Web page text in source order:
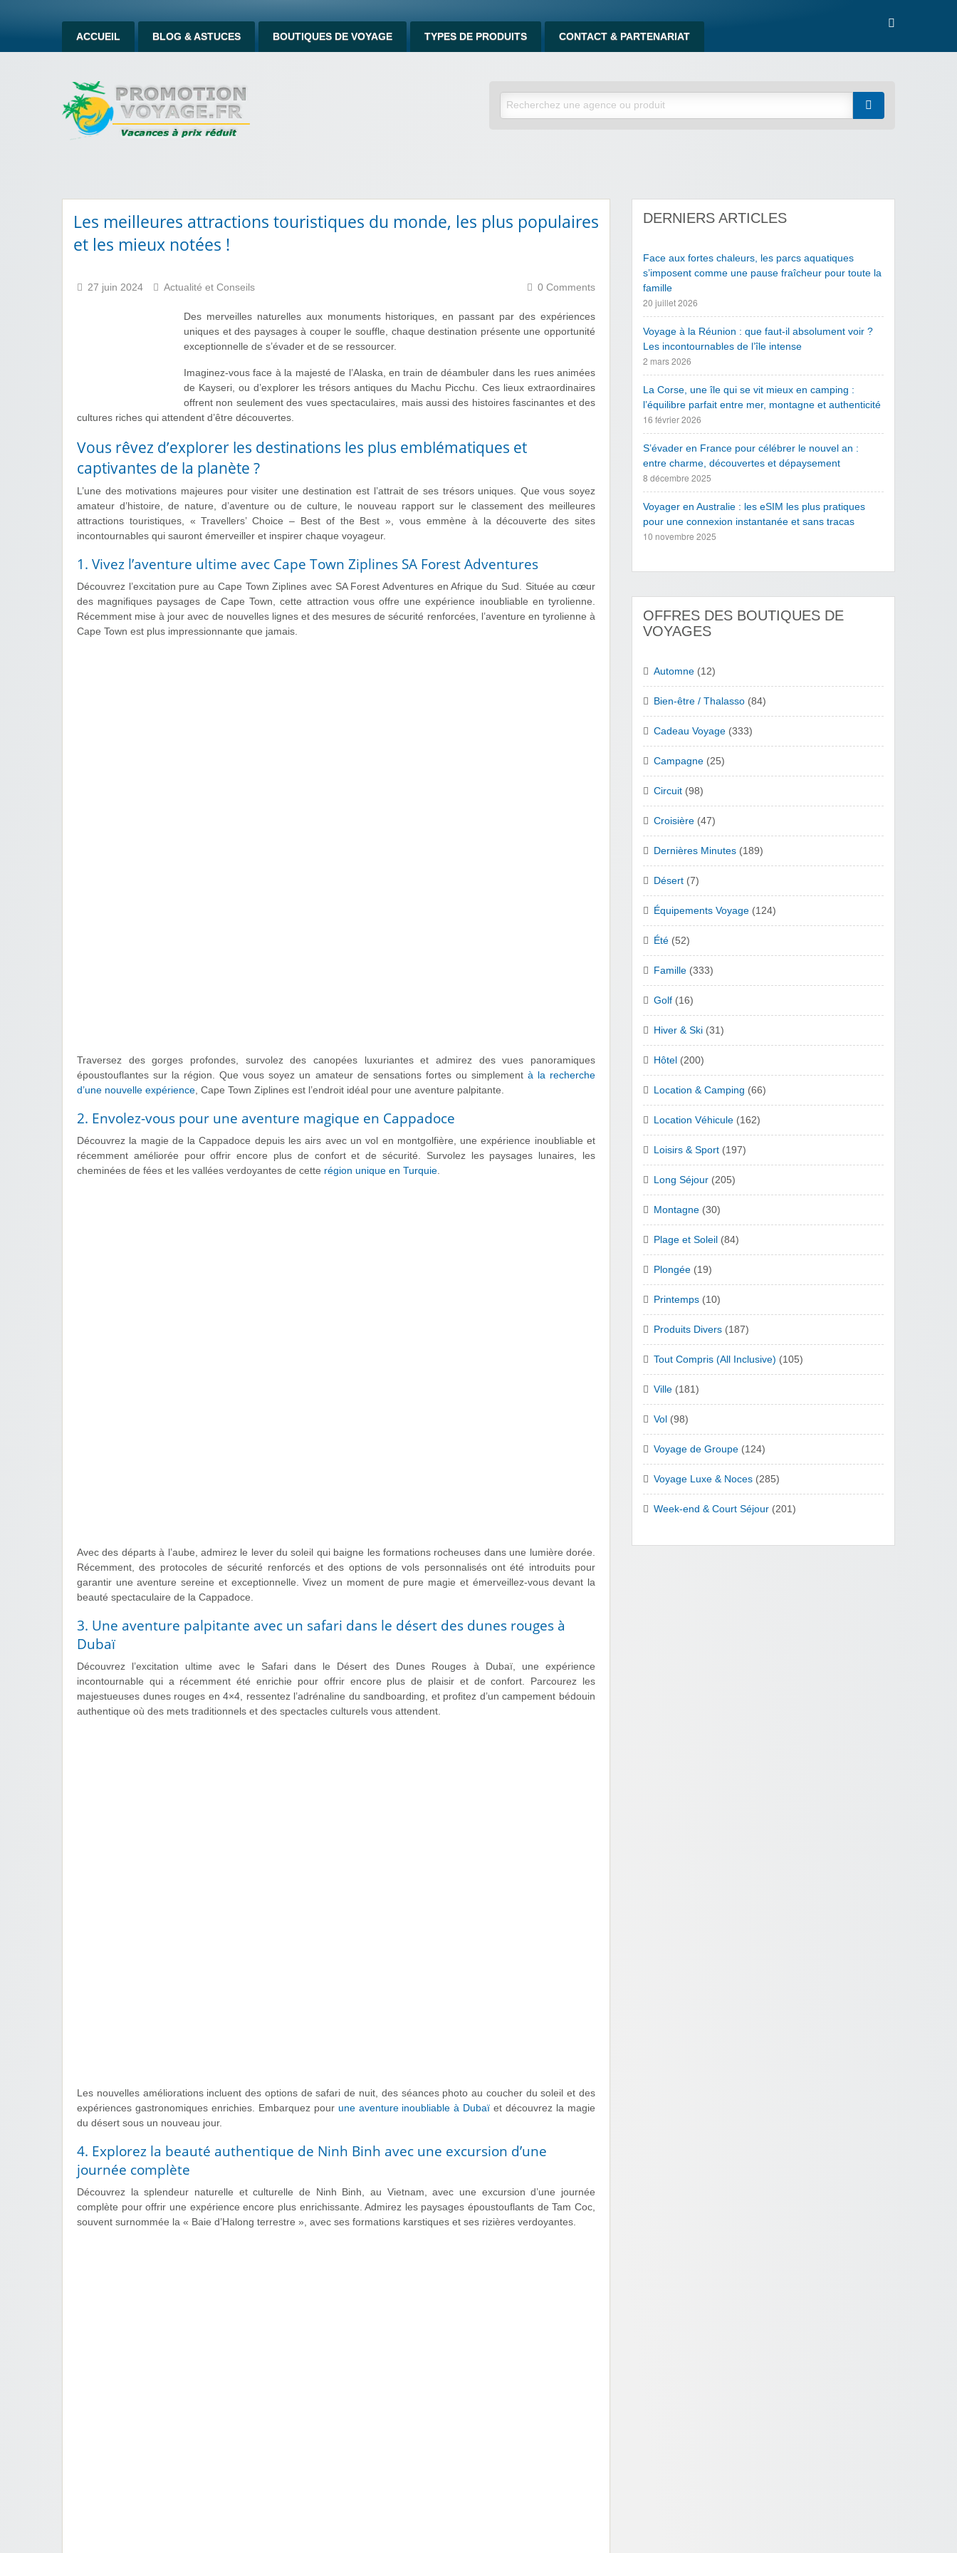
ACCUEIL BLOG & ASTUCES BOUTIQUES DE VOYAGE TYPES DE PRODUITS CONTACT & PARTENARIAT
Les meilleures attractions touristiques du monde, les plus populaires
et les mieux notées !
27 juin 2024 Actualité et Conseils 0 Comments
Des merveilles naturelles aux monuments historiques, en passant par des expériences
uniques et des paysages à couper le souffle, chaque destination présente une opportunité
exceptionnelle de s’évader et de se ressourcer.
Imaginez-vous face à la majesté de l’Alaska, en train de déambuler dans les rues animées
de Kayseri, ou d’explorer les trésors antiques du Machu Picchu. Ces lieux extraordinaires
offrent non seulement des vues spectaculaires, mais aussi des histoires fascinantes et des
cultures riches qui attendent d’être découvertes.
Vous rêvez d’explorer les destinations les plus emblématiques et
captivantes de la planète ?
L’une des motivations majeures pour visiter une destination est l’attrait de ses trésors uniques. Que vous soyez
amateur d’histoire, de nature, d’aventure ou de culture, le nouveau rapport sur le classement des meilleures
attractions touristiques, « Travellers’ Choice – Best of the Best », vous emmène à la découverte des sites
incontournables qui sauront émerveiller et inspirer chaque voyageur.
1. Vivez l’aventure ultime avec Cape Town Ziplines SA Forest Adventures
Découvrez l’excitation pure au Cape Town Ziplines avec SA Forest Adventures en Afrique du Sud. Située au cœur
des magnifiques paysages de Cape Town, cette attraction vous offre une expérience inoubliable en tyrolienne.
Récemment mise à jour avec de nouvelles lignes et des mesures de sécurité renforcées, l’aventure en tyrolienne à
Cape Town est plus impressionnante que jamais.
Traversez des gorges profondes, survolez des canopées luxuriantes et admirez des vues panoramiques
époustouflantes sur la région. Que vous soyez un amateur de sensations fortes ou simplement à la recherche
d’une nouvelle expérience, Cape Town Ziplines est l’endroit idéal pour une aventure palpitante.
2. Envolez-vous pour une aventure magique en Cappadoce
Découvrez la magie de la Cappadoce depuis les airs avec un vol en montgolfière, une expérience inoubliable et
récemment améliorée pour offrir encore plus de confort et de sécurité. Survolez les paysages lunaires, les
cheminées de fées et les vallées verdoyantes de cette région unique en Turquie.
Avec des départs à l’aube, admirez le lever du soleil qui baigne les formations rocheuses dans une lumière dorée.
Récemment, des protocoles de sécurité renforcés et des options de vols personnalisés ont été introduits pour
garantir une aventure sereine et exceptionnelle. Vivez un moment de pure magie et émerveillez-vous devant la
beauté spectaculaire de la Cappadoce.
3. Une aventure palpitante avec un safari dans le désert des dunes rouges à
Dubaï
Découvrez l’excitation ultime avec le Safari dans le Désert des Dunes Rouges à Dubaï, une expérience
incontournable qui a récemment été enrichie pour offrir encore plus de plaisir et de confort. Parcourez les
majestueuses dunes rouges en 4×4, ressentez l’adrénaline du sandboarding, et profitez d’un campement bédouin
authentique où des mets traditionnels et des spectacles culturels vous attendent.
Les nouvelles améliorations incluent des options de safari de nuit, des séances photo au coucher du soleil et des
expériences gastronomiques enrichies. Embarquez pour une aventure inoubliable à Dubaï et découvrez la magie
du désert sous un nouveau jour.
4. Explorez la beauté authentique de Ninh Binh avec une excursion d’une
journée complète
Découvrez la splendeur naturelle et culturelle de Ninh Binh, au Vietnam, avec une excursion d’une journée
complète pour offrir une expérience encore plus enrichissante. Admirez les paysages époustouflants de Tam Coc,
souvent surnommée la « Baie d’Halong terrestre », avec ses formations karstiques et ses rizières verdoyantes.
DERNIERS ARTICLES
Face aux fortes chaleurs, les parcs aquatiques
s’imposent comme une pause fraîcheur pour toute la
famille
20 juillet 2026
Voyage à la Réunion : que faut-il absolument voir ?
Les incontournables de l’île intense
2 mars 2026
La Corse, une île qui se vit mieux en camping :
l’équilibre parfait entre mer, montagne et authenticité
16 février 2026
S’évader en France pour célébrer le nouvel an :
entre charme, découvertes et dépaysement
8 décembre 2025
Voyager en Australie : les eSIM les plus pratiques
pour une connexion instantanée et sans tracas
10 novembre 2025
OFFRES DES BOUTIQUES DE
VOYAGES
Automne (12)
Bien-être / Thalasso (84)
Cadeau Voyage (333)
Campagne (25)
Circuit (98)
Croisière (47)
Dernières Minutes (189)
Désert (7)
Équipements Voyage (124)
Été (52)
Famille (333)
Golf (16)
Hiver & Ski (31)
Hôtel (200)
Location & Camping (66)
Location Véhicule (162)
Loisirs & Sport (197)
Long Séjour (205)
Montagne (30)
Plage et Soleil (84)
Plongée (19)
Printemps (10)
Produits Divers (187)
Tout Compris (All Inclusive) (105)
Ville (181)
Vol (98)
Voyage de Groupe (124)
Voyage Luxe & Noces (285)
Week-end & Court Séjour (201)